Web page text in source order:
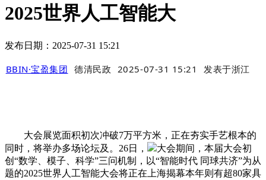
2025世界人工智能大
发布日期：2025-07-31 15:21
BBIN·宝盈集团 德清民政 2025-07-31 15:21 发表于浙江
大会展览面积初次冲破7万平方米，正在夯实手艺根本的
同时，将举办多场论坛及。26日，
大会期间，本届大会初
创“数学、模子、科学”三问机制，以“智能时代 同球共济”为从
题的2025世界人工智能大会将正在上海揭幕本年则有超80家具